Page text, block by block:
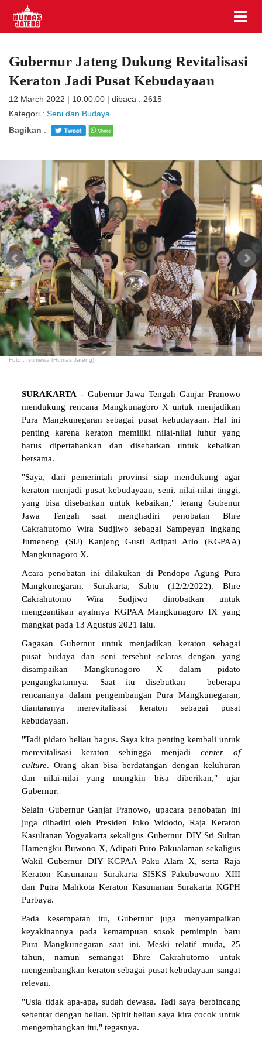
Gubernur Jateng Dukung Revitalisasi
Keraton Jadi Pusat Kebudayaan
12 March 2022 | 10:00:00 | dibaca : 2615
Kategori : Seni dan Budaya
Bagikan :
Foto : Istimewa (Humas Jateng)
SURAKARTA - Gubernur Jawa Tengah Ganjar Pranowo
mendukung rencana Mangkunagoro X untuk menjadikan
Pura Mangkunegaran sebagai pusat kebudayaan. Hal ini
penting karena keraton memiliki nilai-nilai luhur yang
harus dipertahankan dan disebarkan untuk kebaikan
bersama.
"Saya, dari pemerintah provinsi siap mendukung agar
keraton menjadi pusat kebudayaan, seni, nilai-nilai tinggi,
yang bisa disebarkan untuk kebaikan," terang Gubenur
Jawa Tengah saat menghadiri penobatan Bhre
Cakrahutomo Wira Sudjiwo sebagai Sampeyan Ingkang
Jumeneng (SIJ) Kanjeng Gusti Adipati Ario (KGPAA)
Mangkunagoro X.
Acara penobatan ini dilakukan di Pendopo Agung Pura
Mangkunegaran, Surakarta, Sabtu (12/2/2022). Bhre
Cakrahutomo Wira Sudjiwo dinobatkan untuk
menggantikan ayahnya KGPAA Mangkunagoro IX yang
mangkat pada 13 Agustus 2021 lalu.
Gagasan Gubernur untuk menjadikan keraton sebagai
pusat budaya dan seni tersebut selaras dengan yang
disampaikan Mangkunagoro X dalam pidato
pengangkatannya. Saat itu disebutkan beberapa
rencananya dalam pengembangan Pura Mangkunegaran,
diantaranya merevitalisasi keraton sebagai pusat
kebudayaan.
"Tadi pidato beliau bagus. Saya kira penting kembali untuk
merevitalisasi keraton sehingga menjadi center
of
culture. Orang akan bisa berdatangan dengan keluhuran
dan nilai-nilai yang mungkin bisa diberikan," ujar
Gubernur.
Selain Gubernur Ganjar Pranowo, upacara penobatan ini
juga dihadiri oleh Presiden Joko Widodo, Raja Keraton
Kasultanan Yogyakarta sekaligus Gubernur DIY Sri Sultan
Hamengku Buwono X, Adipati Puro Pakualaman sekaligus
Wakil Gubernur DIY KGPAA Paku Alam X, serta Raja
Keraton Kasunanan Surakarta SISKS Pakubuwono XIII
dan Putra Mahkota Keraton Kasunanan Surakarta KGPH
Purbaya.
Pada kesempatan itu, Gubernur juga menyampaikan
keyakinannya pada kemampuan sosok pemimpin baru
Pura Mangkunegaran saat ini. Meski relatif muda, 25
tahun, namun semangat Bhre Cakrahutomo untuk
mengembangkan keraton sebagai pusat kebudayaan sangat
relevan.
"Usia tidak apa-apa, sudah dewasa. Tadi saya berbincang
sebentar dengan beliau. Spirit beliau saya kira cocok untuk
mengembangkan itu," tegasnya.